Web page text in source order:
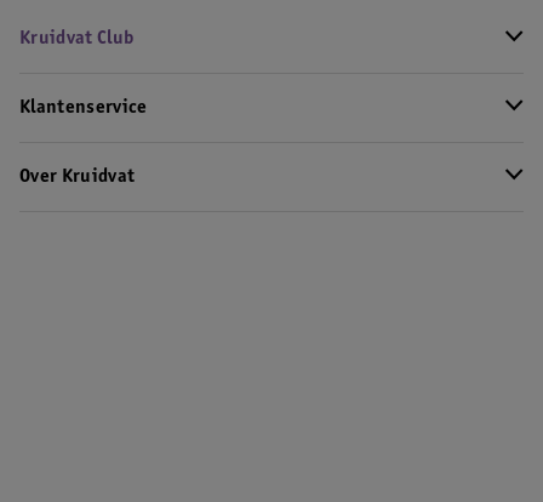
Kruidvat Club
Klantenservice
Over Kruidvat